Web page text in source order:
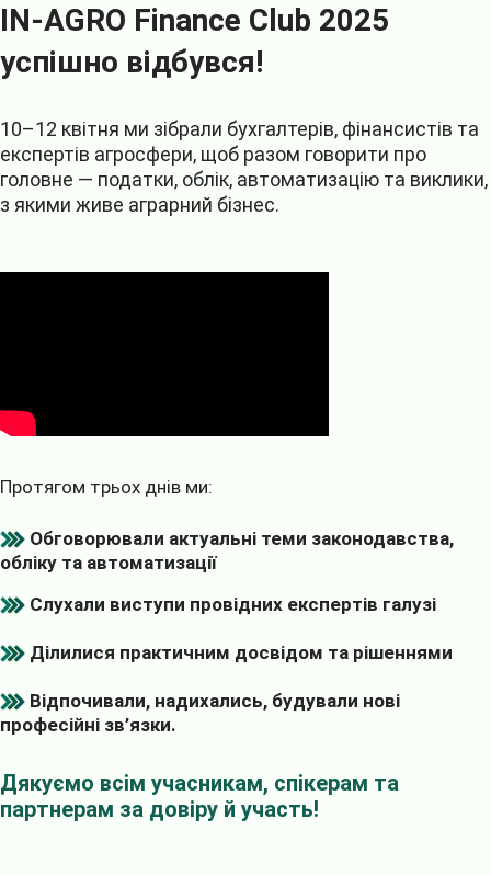
IN-AGRO Finance Club 2025
успішно відбувся!
10–12 квітня ми зібрали бухгалтерів, фінансистів та
експертів агросфери, щоб разом говорити про
головне — податки, облік, автоматизацію та виклики,
з якими живе аграрний бізнес.
Протягом трьох днів ми:
Обговорювали актуальні теми законодавства,
обліку та автоматизації
Cлухали виступи провідних експертів галузі
Ділилися практичним досвідом та рішеннями
Відпочивали, надихались, будували нові
професійні зв’язки.
Дякуємо всім учасникам, спікерам та
партнерам за довіру й участь!